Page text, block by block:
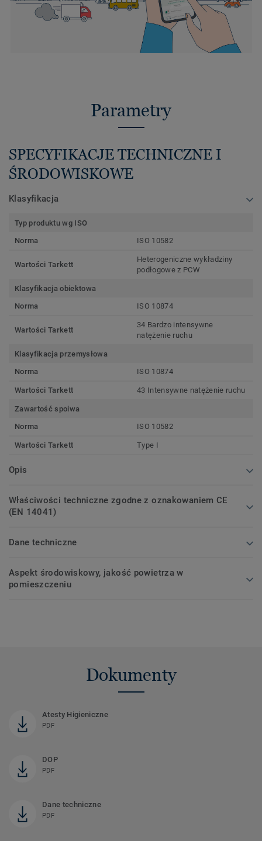
Parametry
SPECYFIKACJE TECHNICZNE I
ŚRODOWISKOWE
Klasyfikacja
Typ produktu wg ISO
Norma
ISO 10582
Wartości Tarkett
Heterogeniczne wykładziny
podłogowe z PCW
Klasyfikacja obiektowa
Norma
ISO 10874
Wartości Tarkett
34 Bardzo intensywne
natężenie ruchu
Klasyfikacja przemysłowa
Norma
ISO 10874
Wartości Tarkett 43 Intensywne natężenie ruchu
Zawartość spoiwa
Norma
ISO 10582
Wartości Tarkett Type I
Opis
Właściwości techniczne zgodne z oznakowaniem CE
(EN 14041)
Dane techniczne
Aspekt środowiskowy, jakość powietrza w
pomieszczeniu
Dokumenty
Atesty Higieniczne
PDF
DOP
PDF
Dane techniczne
PDF